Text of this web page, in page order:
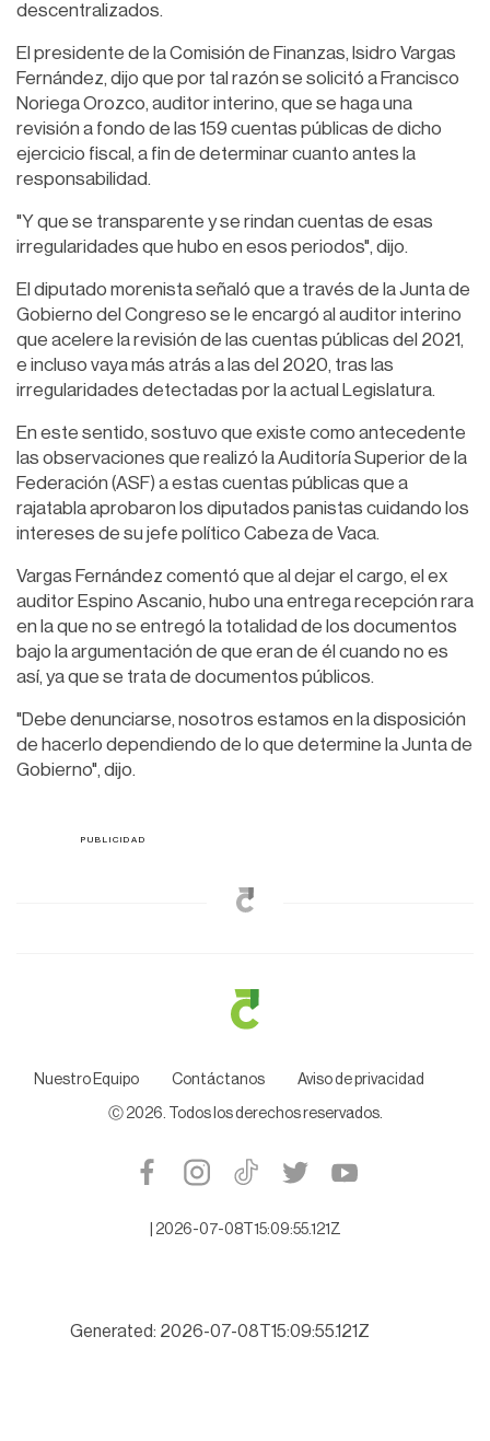
descentralizados.
El presidente de la Comisión de Finanzas, Isidro Vargas
Fernández, dijo que por tal razón se solicitó a Francisco
Noriega Orozco, auditor interino, que se haga una
revisión a fondo de las 159 cuentas públicas de dicho
ejercicio fiscal, a fin de determinar cuanto antes la
responsabilidad.
"Y que se transparente y se rindan cuentas de esas
irregularidades que hubo en esos periodos", dijo.
El diputado morenista señaló que a través de la Junta de
Gobierno del Congreso se le encargó al auditor interino
que acelere la revisión de las cuentas públicas del 2021,
e incluso vaya más atrás a las del 2020, tras las
irregularidades detectadas por la actual Legislatura.
En este sentido, sostuvo que existe como antecedente
las observaciones que realizó la Auditoría Superior de la
Federación (ASF) a estas cuentas públicas que a
rajatabla aprobaron los diputados panistas cuidando los
intereses de su jefe político Cabeza de Vaca.
Vargas Fernández comentó que al dejar el cargo, el ex
auditor Espino Ascanio, hubo una entrega recepción rara
en la que no se entregó la totalidad de los documentos
bajo la argumentación de que eran de él cuando no es
así, ya que se trata de documentos públicos.
"Debe denunciarse, nosotros estamos en la disposición
de hacerlo dependiendo de lo que determine la Junta de
Gobierno", dijo.
Nuestro Equipo Contáctanos Aviso de privacidad
Ⓒ 2026. Todos los derechos reservados.
2026-07-08T15:09:55.121Z
Generated: 2026-07-08T15:09:55.121Z